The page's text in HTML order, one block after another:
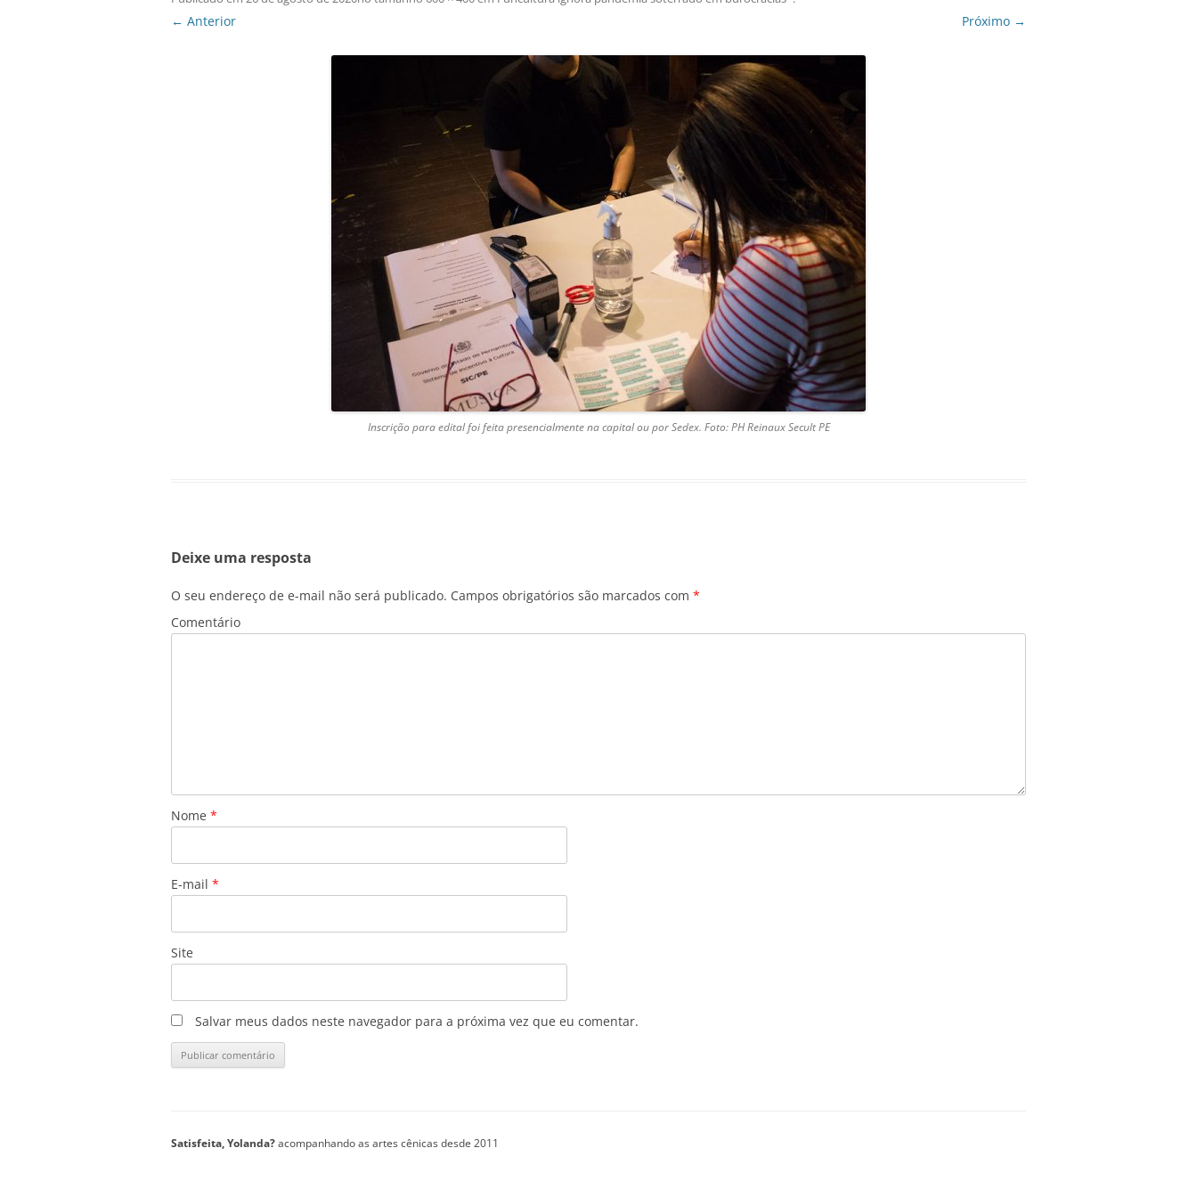
← Anterior Próximo →
Inscrição para edital foi feita presencialmente na capital ou por Sedex. Foto: PH Reinaux Secult PE
Deixe uma resposta
O seu endereço de e-mail não será publicado. Campos obrigatórios são marcados com *
Comentário
Nome *
E-mail *
Site
Salvar meus dados neste navegador para a próxima vez que eu comentar.
Satisfeita, Yolanda?acompanhando as artes cênicas desde 2011